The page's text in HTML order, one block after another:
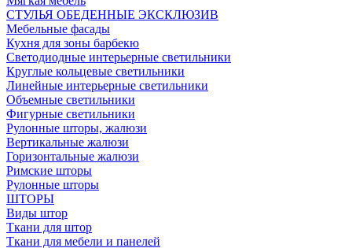
СТУЛЬЯ ОБЕДЕННЫЕ ЭКСКЛЮЗИВ
Мебельные фасады
Кухня для зоны барбекю
Светодиодные интерьерные светильники
Круглые кольцевые светильники
Линейные интерьерные светильники
Объемные светильники
Фигурные светильники
Рулонные шторы, жалюзи
Вертикальные жалюзи
Горизонтальные жалюзи
Римские шторы
Рулонные шторы
ШТОРЫ
Виды штор
Ткани для штор
Ткани для мебели и панелей